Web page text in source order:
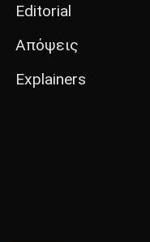
Editorial
Απόψεις
Explainers